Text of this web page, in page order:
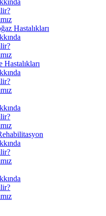
Hastalıkları
Hastalıkları